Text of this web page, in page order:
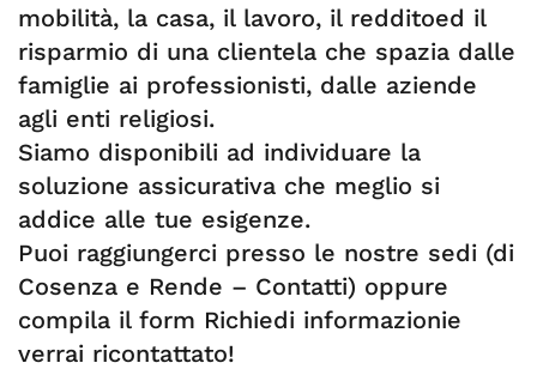
mobilità, la casa, il lavoro, il redditoed il
risparmio di una clientela che spazia dalle
famiglie ai professionisti, dalle aziende
agli enti religiosi.
Siamo disponibili ad individuare la
soluzione assicurativa che meglio si
addice alle tue esigenze.
Puoi raggiungerci presso le nostre sedi (di
Cosenza e Rende – Contatti) oppure
compila il form Richiedi informazionie
verrai ricontattato!